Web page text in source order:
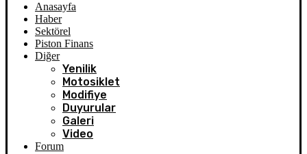
Anasayfa
Haber
Sektörel
Piston Finans
Diğer
Yenilik
Motosiklet
Modifiye
Duyurular
Galeri
Video
Forum